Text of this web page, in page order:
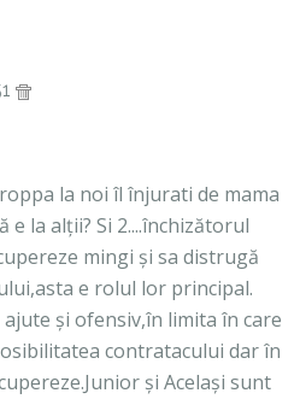
la noi îl înjurati de mama
e la alții? Si 2....închizătorul
mingi și sa distrugă
e rolul lor principal.
și ofensiv,în limita în care
contratacului dar în
și Același sunt